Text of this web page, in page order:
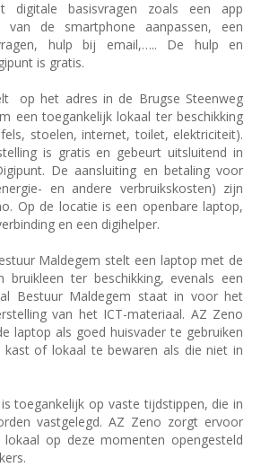
digitale basisvragen zoals een app
van de smartphone aanpassen, een
hulp bij email,….. De hulp en
is gratis.
op het adres in de Brugse Steenweg
een toegankelijk lokaal ter beschikking
stoelen, internet, toilet, elektriciteit).
is gratis en gebeurt uitsluitend in
De aansluiting en betaling voor
en andere verbruikskosten) zijn
Op de locatie is een openbare laptop,
en een digihelper.
Maldegem stelt een laptop met de
bruikleen ter beschikking, evenals een
Bestuur Maldegem staat in voor het
van het ICT-materiaal. AZ Zeno
laptop als goed huisvader te gebruiken
kast of lokaal te bewaren als die niet in
toegankelijk op vaste tijdstippen, die in
vastgelegd. AZ Zeno zorgt ervoor
op deze momenten opengesteld